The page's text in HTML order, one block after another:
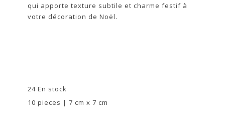
qui apporte texture subtile et charme festif à
votre décoration de Noël.
24 En stock
10 pieces | 7 cm x 7 cm